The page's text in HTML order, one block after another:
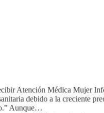
Atención Médica Mujer
debido a la creciente
Aunque…